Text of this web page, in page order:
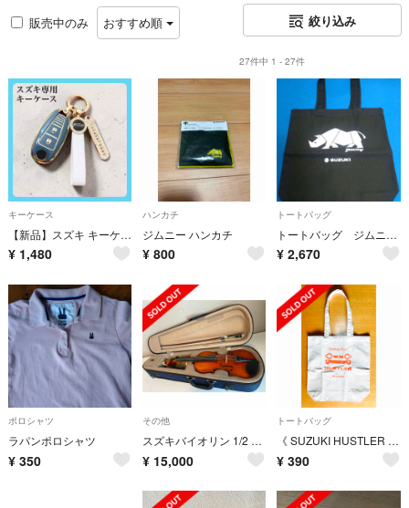
販売中のみ おすすめ順 絞り込み
27件中 1 - 27件
キーケース
【新品】スズキ キーケース キーホルダー SUZUKI SX-4 S-CROSS
¥ 1,480
ハンカチ
ジムニー ハンカチ
¥ 800
トートバッグ
トートバッグ ジムニー”サイ” スズキコレクション2024 バック 新品 送料込
¥ 2,670
ポロシャツ
ラパンポロシャツ
¥ 350
その他
スズキバイオリン 1/2 No.230
¥ 15,000
トートバッグ
《 SUZUKI HUSTLER 》トートバッグ/ ショッピング・バッグ
¥ 390